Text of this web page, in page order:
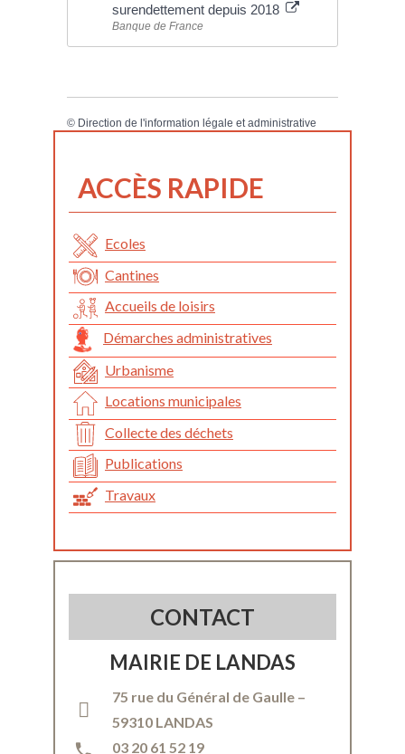
surendettement depuis 2018
Banque de France
© Direction de l'information légale et administrative
ACCÈS RAPIDE
Ecoles
Cantines
Accueils de loisirs
Démarches administratives
Urbanisme
Locations municipales
Collecte des déchets
Publications
Travaux
CONTACT
MAIRIE DE LANDAS
75 rue du Général de Gaulle –
59310 LANDAS
03 20 61 52 19